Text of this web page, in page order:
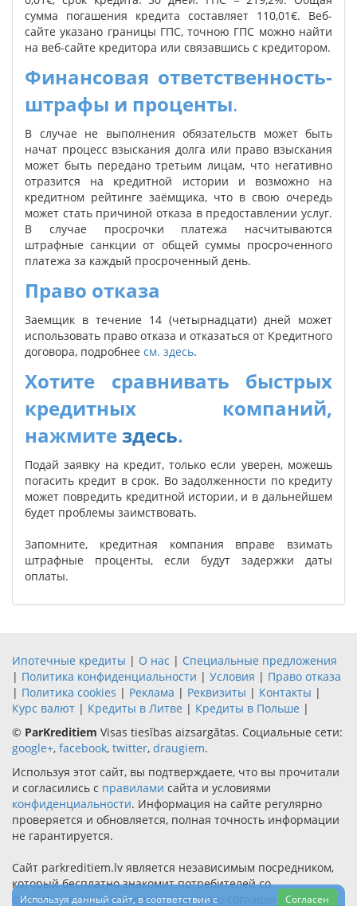
сумма погашения кредита составляет 110,01€. Веб-
сайте указано границы ГПС, точною ГПС можно найти
на веб-сайте кредитора или связавшись с кредитором.
Финансовая ответственность-
штрафы и проценты.
В случае не выполнения обязательств может быть
начат процесс взыскания долга или право взыскания
может быть передано третьим лицам, что негативно
отразится на кредитной истории и возможно на
кредитном рейтинге заёмщика, что в свою очередь
может стать причиной отказа в предоставлении услуг.
В случае просрочки платежа насчитываются
штрафные санкции от общей суммы просроченного
платежа за каждый просроченный день.
Право отказа
Заемщик в течение 14 (четырнадцати) дней может
использовать право отказа и отказаться от Кредитного
договора, подробнее см. здесь.
Хотите сравнивать быстрых
кредитных компаний,
нажмите здесь.
Подай заявку на кредит, только если уверен, можешь
погасить кредит в срок. Во задолженности по кредиту
может повредить кредитной истории, и в дальнейшем
будет проблемы заимствовать.
Запомните, кредитная компания вправе взимать
штрафные проценты, если будут задержки даты
оплаты.
Ипотечные кредиты | О нас | Специальные предложения
| Политика конфиденциальности | Условия | Право отказа
| Политика cookies | Реклама | Реквизиты | Контакты |
Курс валют | Кредиты в Литве | Кредиты в Польше |
© ParKreditiem Visas tiesības aizsargātas. Социальные сети:
google+, facebook, twitter, draugiem.
Используя этот сайт, вы подтверждаете, что вы прочитали
и согласились с правилами сайта и условиями
конфиденциальности. Информация на сайте регулярно
проверяется и обновляется, полная точность информации
не гарантируется.
Сайт parkreditiem.lv является независимым посредником,
который бесплатно знакомит потребителей со
специальными условиями кредитного соглашения
Используя данный сайт, в соответствии с Согласен